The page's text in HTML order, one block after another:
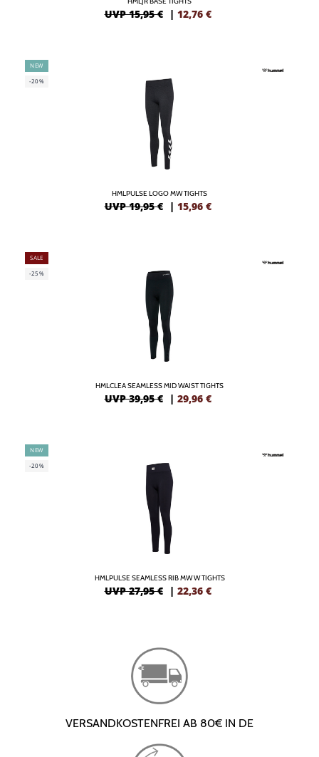
UVP 15,95 € | 12,76 €
NEW
-20%
HMLPULSE LOGO MW TIGHTS
UVP 19,95 € | 15,96 €
SALE
-25%
HMLCLEA SEAMLESS MID WAIST TIGHTS
UVP 39,95 € | 29,96 €
NEW
-20%
HMLPULSE SEAMLESS RIB MW W TIGHTS
UVP 27,95 € | 22,36 €
VERSANDKOSTENFREI AB 80€ IN DE